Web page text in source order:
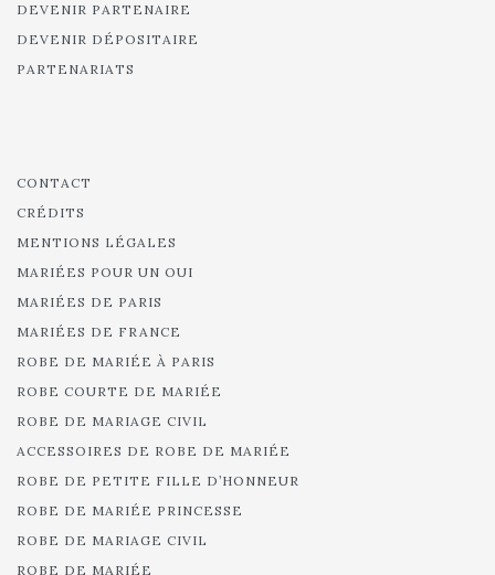
DEVENIR PARTENAIRE
DEVENIR DÉPOSITAIRE
PARTENARIATS
CONTACT
CRÉDITS
MENTIONS LÉGALES
MARIÉES POUR UN OUI
MARIÉES DE PARIS
MARIÉES DE FRANCE
ROBE DE MARIÉE À PARIS
ROBE COURTE DE MARIÉE
ROBE DE MARIAGE CIVIL
ACCESSOIRES DE ROBE DE MARIÉE
ROBE DE PETITE FILLE D’HONNEUR
ROBE DE MARIÉE PRINCESSE
ROBE DE MARIAGE CIVIL
ROBE DE MARIÉE